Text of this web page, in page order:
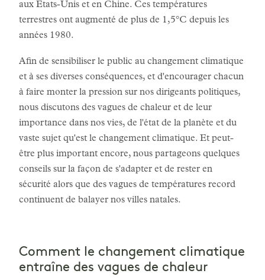
aux États-Unis et en Chine. Ces températures
terrestres ont augmenté de plus de 1,5°C depuis les
années 1980.
Afin de sensibiliser le public au changement climatique
et à ses diverses conséquences, et d'encourager chacun
à faire monter la pression sur nos dirigeants politiques,
nous discutons des vagues de chaleur et de leur
importance dans nos vies, de l'état de la planète et du
vaste sujet qu'est le changement climatique. Et peut-
être plus important encore, nous partageons quelques
conseils sur la façon de s'adapter et de rester en
sécurité alors que des vagues de températures record
continuent de balayer nos villes natales.
Comment le changement climatique
entraîne des vagues de chaleur